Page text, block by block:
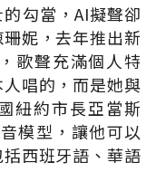
勾當， AI擬聲卻
妮，去年推出新
歌聲充滿個人特
唱的，而是她與
紐約市長亞當斯
模型，讓他可以
西班牙語、華語